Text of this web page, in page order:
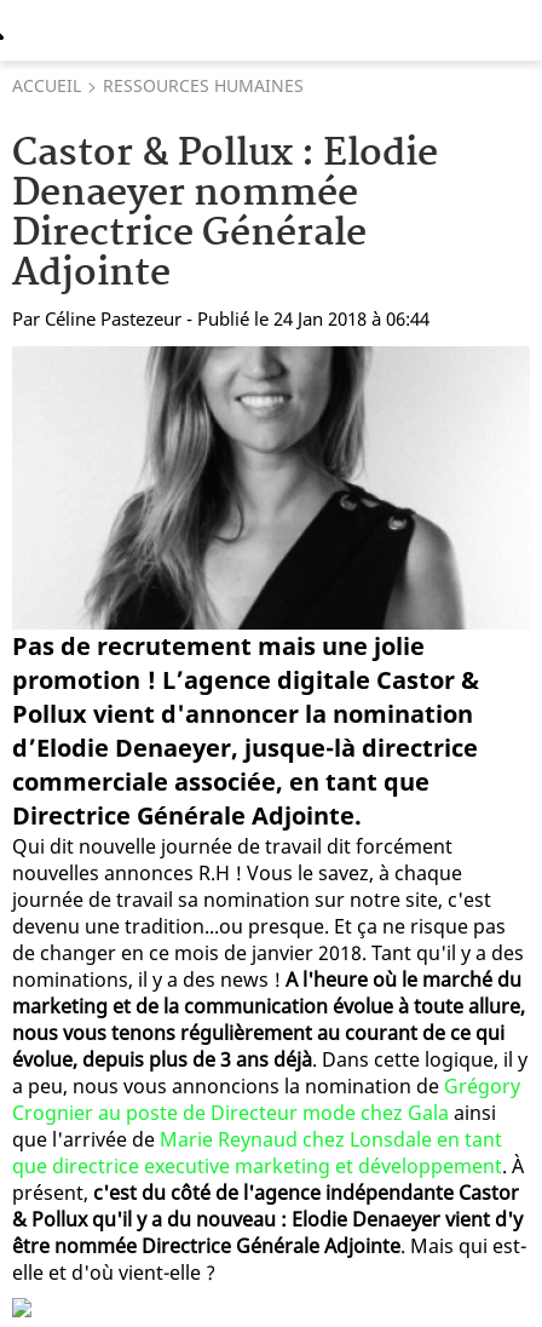
ACCUEIL RESSOURCES HUMAINES
Castor & Pollux : Elodie
Denaeyer nommée
Directrice Générale
Adjointe
Par Céline Pastezeur - Publié le 24 Jan 2018 à 06:44
Pas de recrutement mais une jolie
promotion ! L’agence digitale Castor &
Pollux vient d'annoncer la nomination
d’Elodie Denaeyer, jusque-là directrice
commerciale associée, en tant que
Directrice Générale Adjointe.
Qui dit nouvelle journée de travail dit forcément
nouvelles annonces R.H ! Vous le savez, à chaque
journée de travail sa nomination sur notre site, c'est
devenu une tradition...ou presque. Et ça ne risque pas
de changer en ce mois de janvier 2018. Tant qu'il y a des
nominations, il y a des news ! A l'heure où le marché du
marketing et de la communication évolue à toute allure,
nous vous tenons régulièrement au courant de ce qui
évolue, depuis plus de 3 ans déjà. Dans cette logique, il y
a peu, nous vous annoncions la nomination de Grégory
Crognier au poste de Directeur mode chez Gala ainsi
que l'arrivée de Marie Reynaud chez Lonsdale en tant
que directrice executive marketing et développement. À
présent, c'est du côté de l'agence indépendante Castor
& Pollux qu'il y a du nouveau : Elodie Denaeyer vient d'y
être nommée Directrice Générale Adjointe. Mais qui est-
elle et d'où vient-elle ?